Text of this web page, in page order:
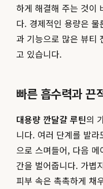
하게 해결해 주는 것이
다. 경제적인 용량은
과 기능으로 많은 뷰티
고 있습니다.
빠른 흡수력과 끈
대용량 깐달걀 루틴의
니다. 여러 단계를 발
으로 스며들어, 다음
간을 벌어줍니다. 가볍
피부 속은 촉촉하게 채